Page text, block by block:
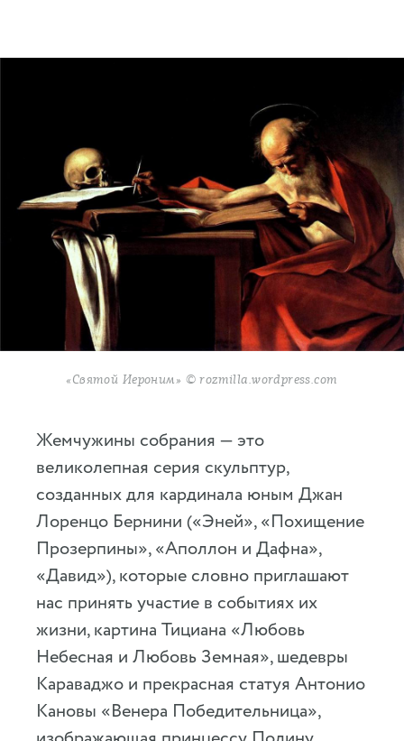
«Святой Иероним» © rozmilla.wordpress.com
Жемчужины собрания — это
великолепная серия скульптур,
созданных для кардинала юным Джан
Лоренцо Бернини («Эней», «Похищение
Прозерпины», «Аполлон и Дафна»,
«Давид»), которые словно приглашают
нас принять участие в событиях их
жизни, картина Тициана «Любовь
Небесная и Любовь Земная», шедевры
Караваджо и прекрасная статуя Антонио
Кановы «Венера Победительница»,